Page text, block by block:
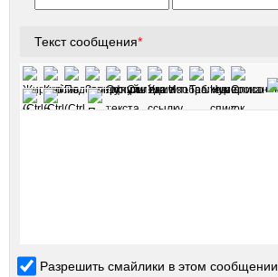
Текст сообщения*
Разрешить смайлики в этом сообщении